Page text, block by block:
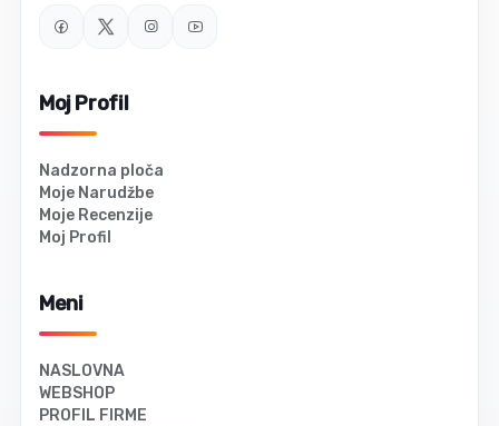
Moj Profil
Nadzorna ploča
Moje Narudžbe
Moje Recenzije
Moj Profil
Meni
NASLOVNA
WEBSHOP
PROFIL FIRME